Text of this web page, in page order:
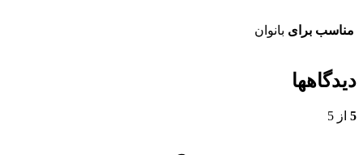
مناسب برای بانوان
دیدگاهها
5 از 5